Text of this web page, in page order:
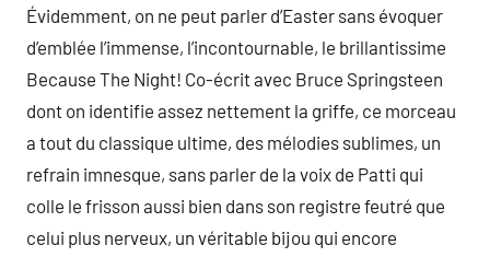
Évidemment, on ne peut parler d’Easter sans évoquer
d’emblée l’immense, l’incontournable, le brillantissime
Because The Night! Co-écrit avec Bruce Springsteen
dont on identifie assez nettement la griffe, ce morceau
a tout du classique ultime, des mélodies sublimes, un
refrain imnesque, sans parler de la voix de Patti qui
colle le frisson aussi bien dans son registre feutré que
celui plus nerveux, un véritable bijou qui encore